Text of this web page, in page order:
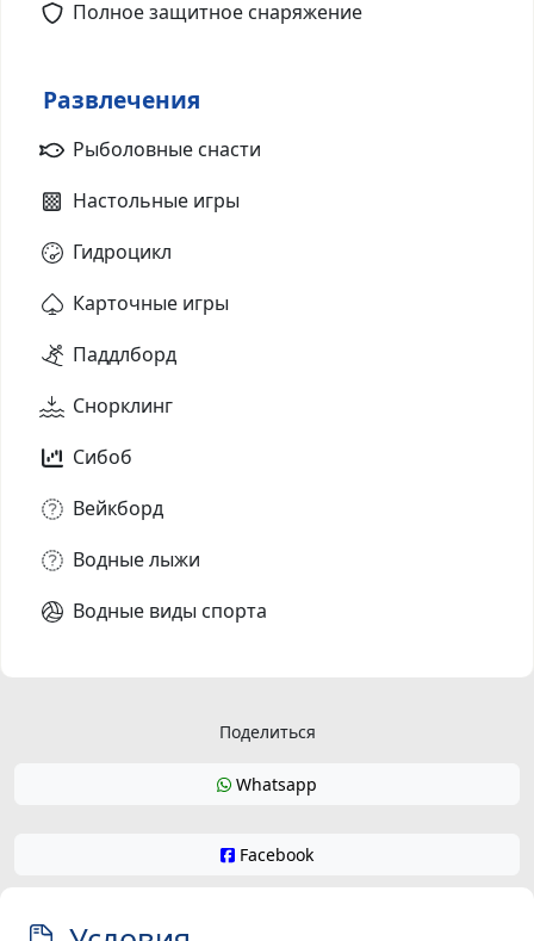
Полное защитное снаряжение
Развлечения
Рыболовные снасти
Настольные игры
Гидроцикл
Карточные игры
Паддлборд
Снорклинг
Сибоб
Вейкборд
Водные лыжи
Водные виды спорта
Поделиться
Whatsapp
Facebook